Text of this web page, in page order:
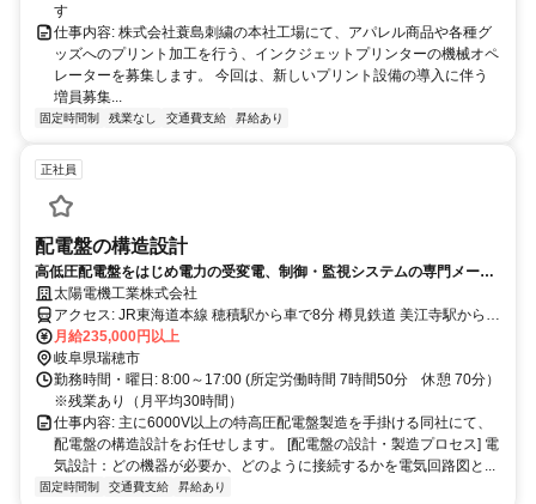
す
仕事内容: 株式会社蓑島刺繍の本社工場にて、アパレル商品や各種グ
ッズへのプリント加工を行う、インクジェットプリンターの機械オペ
レーターを募集します。 今回は、新しいプリント設備の導入に伴う
増員募集...
固定時間制 残業なし 交通費支給 昇給あり
正社員
配電盤の構造設計
高低圧配電盤をはじめ電力の受変電、制御・監視システムの専門メーカ
ー／岐阜県瑞穂市
太陽電機工業株式会社
アクセス: JR東海道本線 穂積駅から車で8分 樽見鉄道 美江寺駅から車
で3分（徒歩20分） ※車通勤可（従業員専用駐車場あり）
月給235,000円以上
岐阜県瑞穂市
勤務時間・曜日: 8:00～17:00 (所定労働時間 7時間50分 休憩 70分）
※残業あり（月平均30時間）
仕事内容: 主に6000V以上の特高圧配電盤製造を手掛ける同社にて、
配電盤の構造設計をお任せします。 [配電盤の設計・製造プロセス] 電
気設計：どの機器が必要か、どのように接続するかを電気回路図と...
固定時間制 交通費支給 昇給あり